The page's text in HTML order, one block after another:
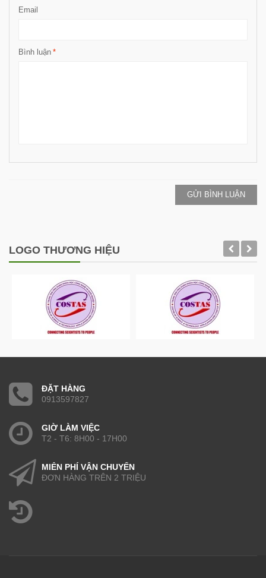
Email
*
Bình luận
GỬI BÌNH LUẬN
LOGO THƯƠNG HIỆU
ĐẶT HÀNG
0913597827
GIỜ LÀM VIỆC
T2 - T6: 8H00 - 17H00
MIỄN PHÍ VẬN CHUYỂN
ĐƠN HÀNG TRÊN 2 TRIỆU